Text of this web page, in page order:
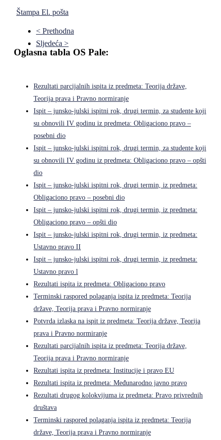
Štampa El. pošta
< Prethodna
Sljedeća >
Oglasna tabla OS Pale:
Rezultati parcijalnih ispita iz predmeta: Teorija države,
Teorija prava i Pravno normiranje
Ispit – junsko-julski ispitni rok, drugi termin, za studente koji
su obnovili IV godinu iz predmeta: Obligaciono pravo –
posebni dio
Ispit – junsko-julski ispitni rok, drugi termin, za studente koji
su obnovili IV godinu iz predmeta: Obligaciono pravo – opšti
dio
Ispit – junsko-julski ispitni rok, drugi termin, iz predmeta:
Obligaciono pravo – posebni dio
Ispit – junsko-julski ispitni rok, drugi termin, iz predmeta:
Obligaciono pravo – opšti dio
Ispit – junsko-julski ispitni rok, drugi termin, iz predmeta:
Ustavno pravo II
Ispit – junsko-julski ispitni rok, drugi termin, iz predmeta:
Ustavno pravo l
Rezultati ispita iz predmeta: Obligaciono pravo
Terminski raspored polaganja ispita iz predmeta: Teorija
države, Teorija prava i Pravno normiranje
Potvrda izlaska na ispit iz predmeta: Teorija države, Teorija
prava i Pravno normiranje
Rezultati parcijalnih ispita iz predmeta: Teorija države,
Teorija prava i Pravno normiranje
Rezultati ispita iz predmeta: Institucije i pravo EU
Rezultati ispita iz predmeta: Međunarodno javno pravo
Rezultati drugog kolokvijuma iz predmeta: Pravo privrednih
društava
Terminski raspored polaganja ispita iz predmeta: Teorija
države, Teorija prava i Pravno normiranje